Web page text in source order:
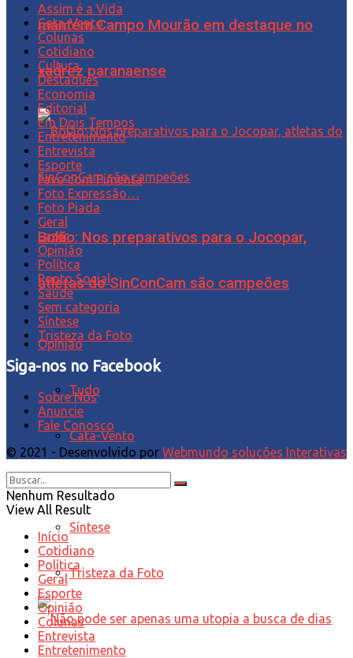
mantém Campo Mourão em destaque no
xadrez paranaense
Bolão: Nos preparativos para o Jocopar,
atletas do SinConCam são campeões
Opinião
Tudo
Cata-Vento
Síntese
Tristeza da Foto
Assim é a Vida
Cata-Vento
Colunas
Cotidiano
Cultura
Destaques
Economia
Editorial
Em Dois Tempos
Entretenimento
Entrevista
Esporte
Favo com Pimenta
Foto Expressão…
Foto Piada
Geral
Lazer
Opinião
Política
Ponto Social
Saúde
Sem categoria
Síntese
Tristeza da Foto
Siga-nos no Facebook
Sobre Nós
Anuncie
Fale Conosco
© 2021 - Desenvolvido por Webmundo soluções Interativas
Nenhum Resultado
View All Result
Início
Cotidiano
Política
Geral
Esporte
Opinião
Colunas
Entrevista
Entretenimento